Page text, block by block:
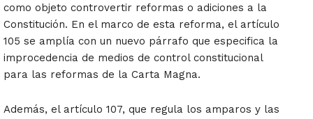
como objeto controvertir reformas o adiciones a la
Constitución. En el marco de esta reforma, el artículo
105 se amplía con un nuevo párrafo que especifica la
improcedencia de medios de control constitucional
para las reformas de la Carta Magna.
Además, el artículo 107, que regula los amparos y las